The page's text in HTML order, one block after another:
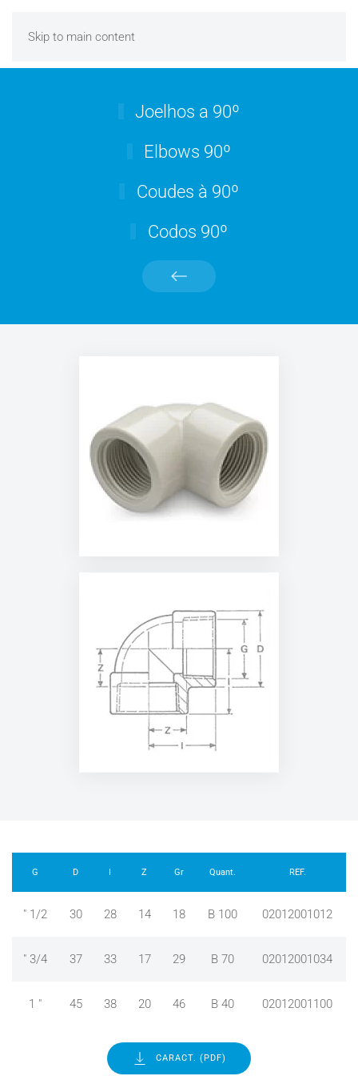
Skip to main content
Joelhos a 90º
Elbows 90º
Coudes à 90º
Codos 90º
G D I Z Gr Quant. REF.
" 1/2 30 28 14 18 B 100 02012001012
" 3/4 37 33 17 29 B 70 02012001034
1 " 45 38 20 46 B 40 02012001100
CARACT. (PDF)